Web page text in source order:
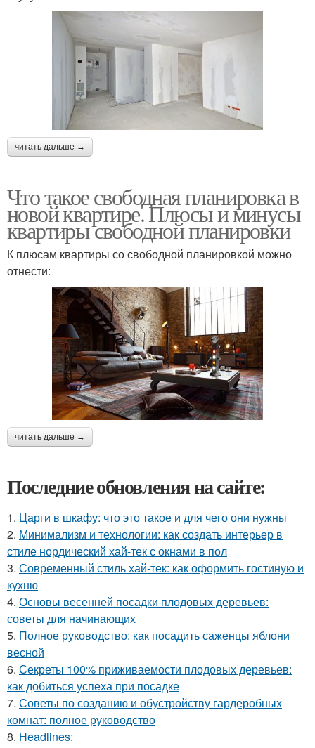
читать дальше →
Что такое свободная планировка в
новой квартире. Плюсы и минусы
квартиры свободной планировки
К плюсам квартиры со свободной планировкой можно
отнести:
читать дальше →
Последние обновления на сайте:
1. Царги в шкафу: что это такое и для чего они нужны
2. Минимализм и технологии: как создать интерьер в
стиле нордический хай-тек с окнами в пол
3. Современный стиль хай-тек: как оформить гостиную и
кухню
4. Основы весенней посадки плодовых деревьев:
советы для начинающих
5. Полное руководство: как посадить саженцы яблони
весной
6. Секреты 100% приживаемости плодовых деревьев:
как добиться успеха при посадке
7. Советы по созданию и обустройству гардеробных
комнат: полное руководство
8. Headlines: